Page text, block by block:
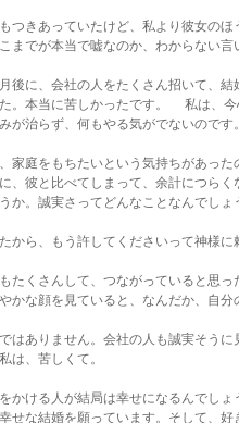
つきあっていたけど、私より彼女の
までが本当で嘘なのか、わからない言
後に、会社の人をたくさん招いて、
。本当に苦しかったです。 私は、
が治らず、何もやる気がでないのです。
家庭をもちたいという気持ちがあっ
、彼と比べてしまって、余計につら
か。誠実さってどんなことなんでしょ
から、もう許してくださいって神様に
たくさんして、つながっていると思っ
かな顔を見ていると、なんだか、自分
はありません。会社の人も誠実そう
は、苦しくて。
かける人が結局は幸せになるんでし
せな結婚を願っています。そして、好